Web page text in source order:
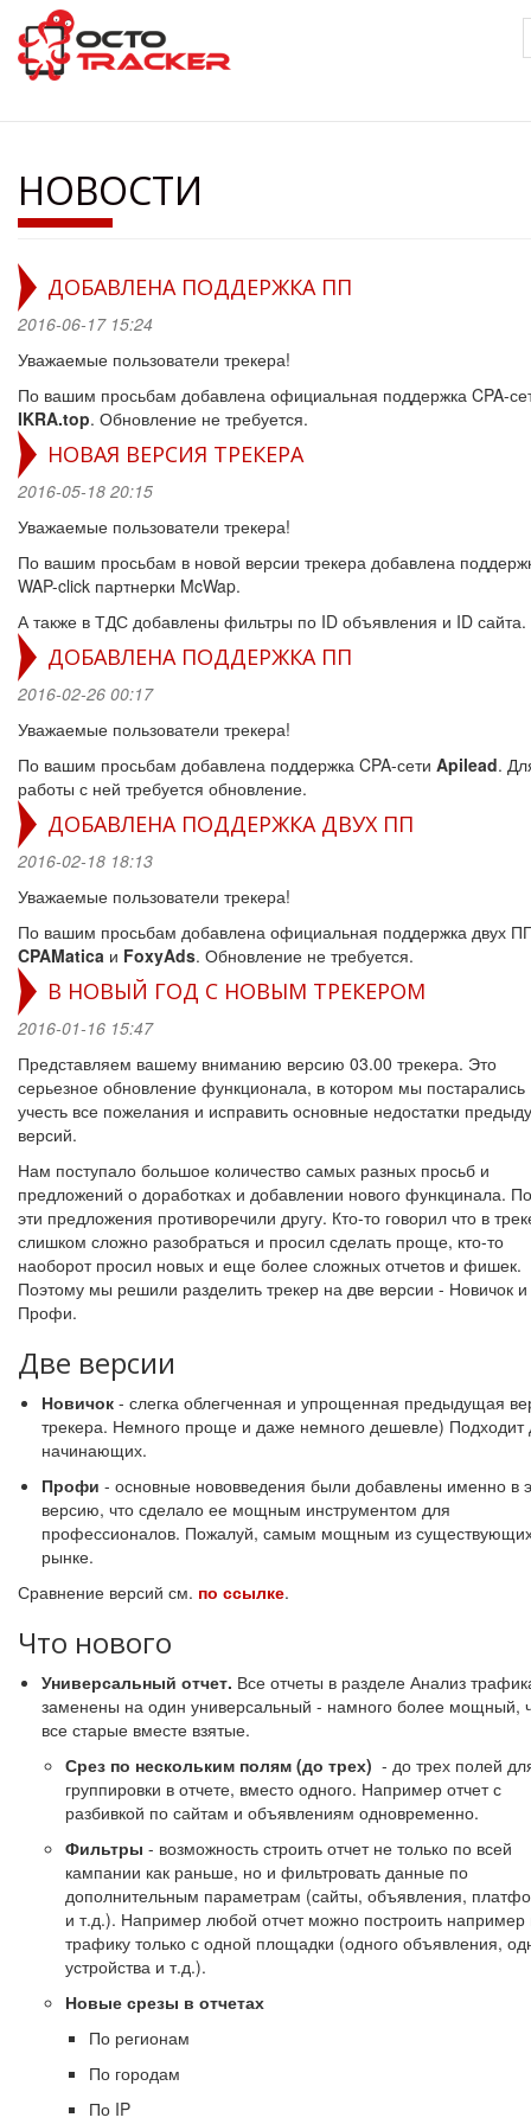
Перейти
основному
содержанию
НОВОСТИ
ДОБАВЛЕНА ПОДДЕРЖКА ПП
2016-06-17 15:24
Уважаемые пользователи трекера!
По вашим просьбам добавлена официальная поддержка CPA-
IKRA.top. Обновление не требуется.
НОВАЯ ВЕРСИЯ ТРЕКЕРА
2016-05-18 20:15
Уважаемые пользователи трекера!
По вашим просьбам в новой версии трекера добавлена
WAP-click партнерки McWap.
А также в ТДС добавлены фильтры по ID объявления и ID сайта.
ДОБАВЛЕНА ПОДДЕРЖКА ПП
2016-02-26 00:17
Уважаемые пользователи трекера!
По вашим просьбам добавлена поддержка CPA-сети Apilead.
работы с ней требуется обновление.
ДОБАВЛЕНА ПОДДЕРЖКА ДВУХ ПП
2016-02-18 18:13
Уважаемые пользователи трекера!
По вашим просьбам добавлена официальная поддержка двух
CPAMatica и FoxyAds. Обновление не требуется.
В НОВЫЙ ГОД С НОВЫМ ТРЕКЕРОМ
2016-01-16 15:47
Представляем вашему вниманию версию 03.00 трекера. Это
серьезное обновление функционала, в котором мы постарались
учесть все пожелания и исправить основные недостатки
версий.
Нам поступало большое количество самых разных просьб и
предложений о доработках и добавлении нового функцинала.
эти предложения противоречили другу. Кто-то говорил что в
слишком сложно разобраться и просил сделать проще, кто-то
наоборот просил новых и еще более сложных отчетов и фишек.
Поэтому мы решили разделить трекер на две версии - Новичок и
Профи.
Две версии
Новичок - слегка облегченная и упрощенная предыдущая
трекера. Немного проще и даже немного дешевле) Подходит
начинающих.
Профи - основные нововведения были добавлены именно в
версию, что сделало ее мощным инструментом для
профессионалов. Пожалуй, самым мощным из
рынке.
Сравнение версий см. по ссылке.
Что нового
Универсальный отчет. Все отчеты в разделе Анализ
заменены на один универсальный - намного более мощный,
все старые вместе взятые.
Срез по нескольким полям (до трех) - до трех полей
группировки в отчете, вместо одного. Например отчет с
разбивкой по сайтам и объявлениям одновременно.
Фильтры - возможность строить отчет не только по всей
кампании как раньше, но и фильтровать данные по
дополнительным параметрам (сайты, объявления,
и т.д.). Например любой отчет можно построить например
трафику только с одной площадки (одного объявления,
устройства и т.д.).
Новые срезы в отчетах
По регионам
По городам
По IP